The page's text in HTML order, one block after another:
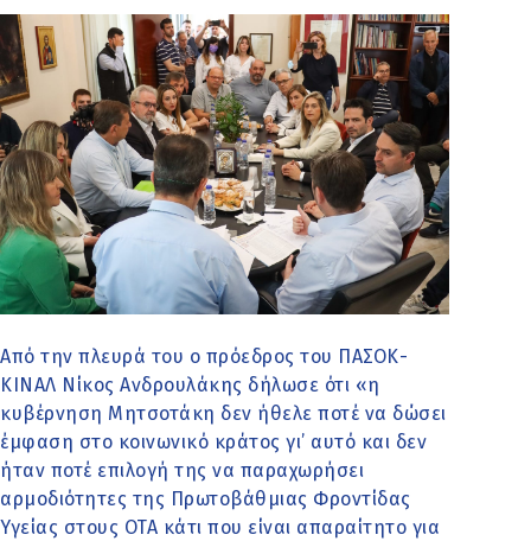
Από την πλευρά του ο πρόεδρος του ΠΑΣΟΚ-
ΚΙΝΑΛ Νίκος Ανδρουλάκης δήλωσε ότι «η
κυβέρνηση Μητσοτάκη δεν ήθελε ποτέ να δώσει
έμφαση στο κοινωνικό κράτος γι’ αυτό και δεν
ήταν ποτέ επιλογή της να παραχωρήσει
αρμοδιότητες της Πρωτοβάθμιας Φροντίδας
Υγείας στους ΟΤΑ κάτι που είναι απαραίτητο για